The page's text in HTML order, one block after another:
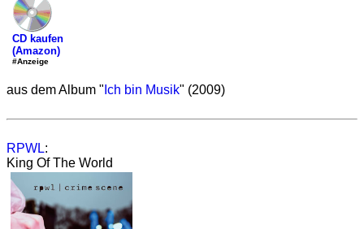
CD kaufen
(Amazon)
#Anzeige
aus dem Album " Ich bin Musik" (2009)
RPWL:
King Of The World